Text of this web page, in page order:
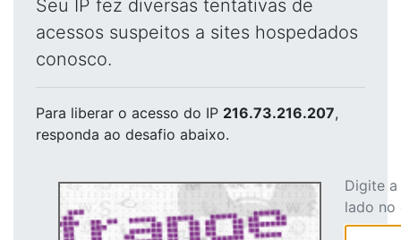
Seu IP fez diversas tentativas de
acessos suspeitos a sites hospedados
conosco.
Para liberar o acesso do IP 216.73.216.207,
responda ao desafio abaixo.
Digite
lado no